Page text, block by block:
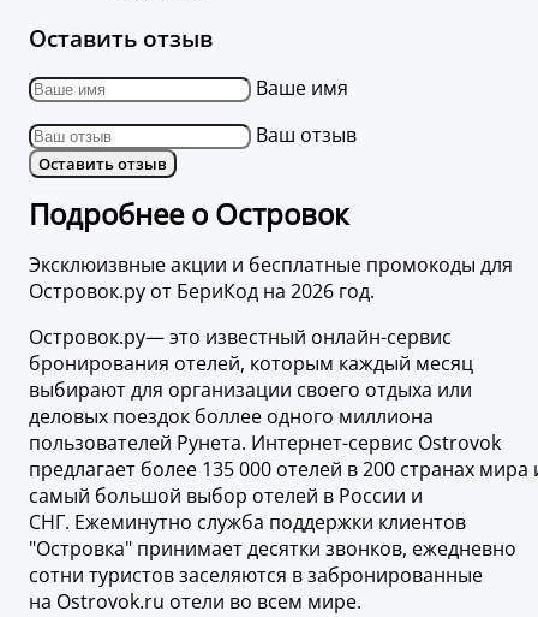
Оставить отзыв
Ваше имя
Ваш отзыв
Оставить отзыв
Подробнее о Островок
Эксклюизвные акции и бесплатные промокоды для
Островок.ру от БериКод на 2026 год.
Островок.ру— это известный онлайн-сервис
бронирования отелей, которым каждый месяц
выбирают для организации своего отдыха или
деловых поездок боллее одного миллиона
пользователей Рунета. Интернет-сервис Ostrovok
предлагает более 135 000 отелей в 200 странах мира
самый большой выбор отелей в России и
СНГ. Ежеминутно служба поддержки клиентов
"Островка" принимает десятки звонков, ежедневно
сотни туристов заселяются в забронированные
на Ostrovok.ru отели во всем мире.